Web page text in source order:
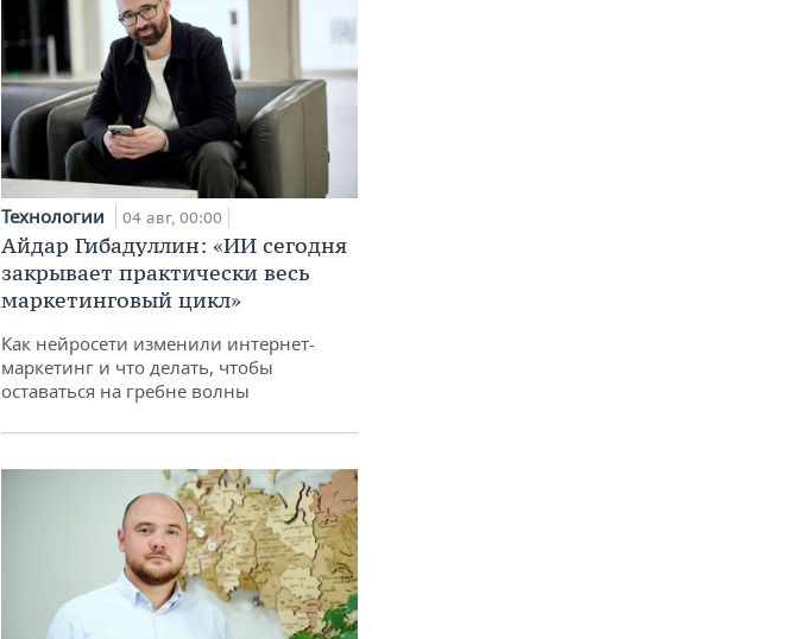
Технологии 04 авг, 00:00
Айдар Гибадуллин: «ИИ сегодня
закрывает практически весь
маркетинговый цикл»
Как нейросети изменили интернет-
маркетинг и что делать, чтобы
оставаться на гребне волны